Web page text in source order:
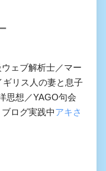
ェブ解析士／マー
リス人の妻と息子
思想／YAGO句会
ログ実践中アキさ